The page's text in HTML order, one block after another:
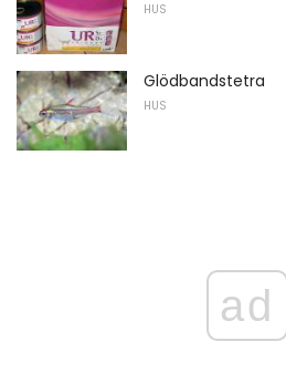
HUS
Glödbandstetra
HUS
ad